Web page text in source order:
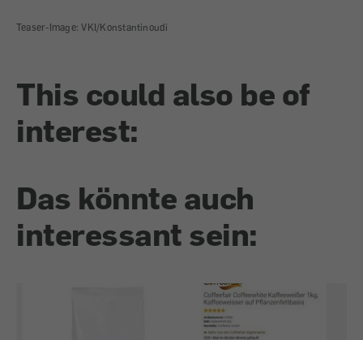
Teaser-Image: VKI/Konstantinoudi
This could also be of
interest:
Das könnte auch
interessant sein: